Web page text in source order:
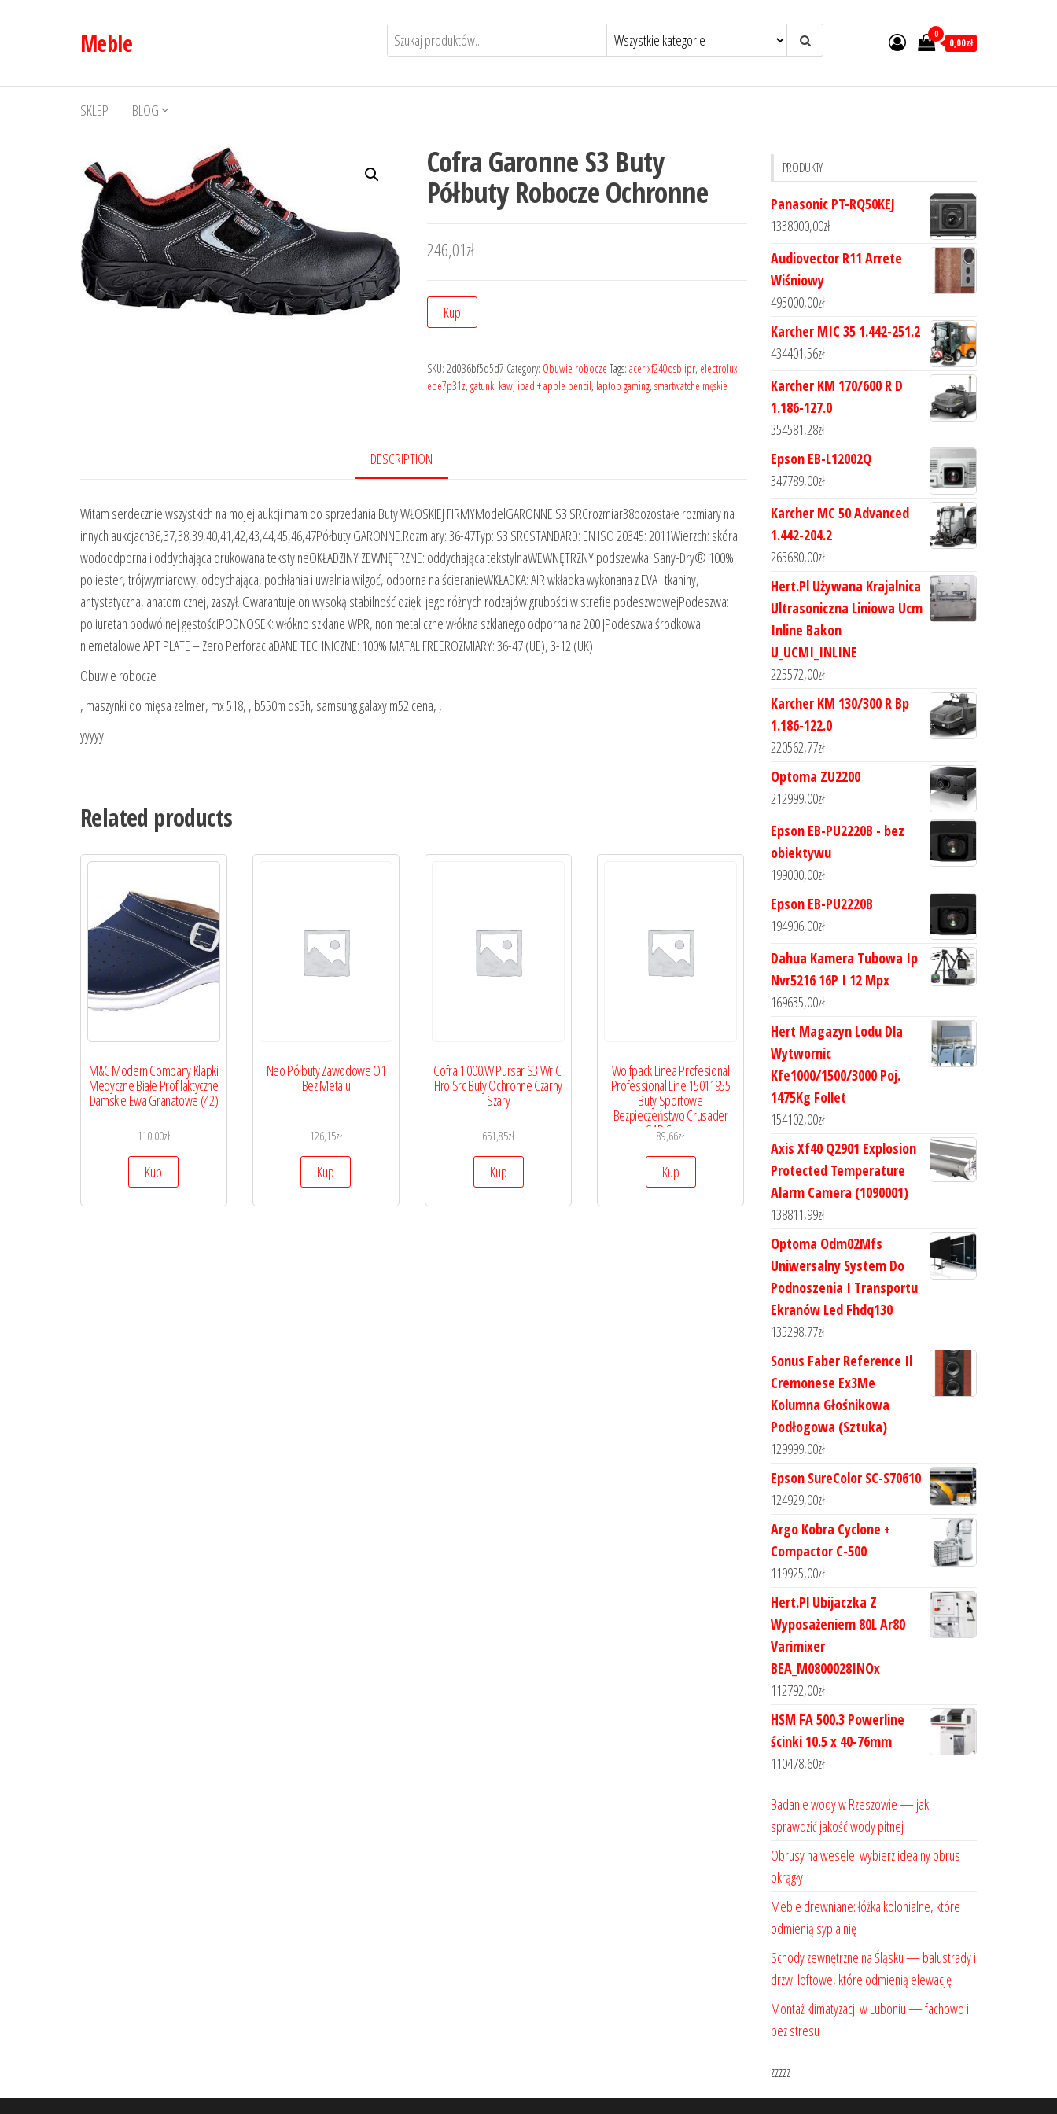
Meble 0
0,00zł
SKLEP BLOG
Cofra Garonne S3 Buty
Półbuty Robocze Ochronne
246,01zł
Kup
SKU: 2d036bf5d5d7 Category: Obuwie robocze Tags: acer xf240qsbiipr, electrolux
eoe7p31z, gatunki kaw, ipad + apple pencil, laptop gaming, smartwatche męskie
DESCRIPTION
Witam serdecznie wszystkich na mojej aukcji mam do sprzedania:Buty WŁOSKIEJ FIRMYModelGARONNE S3 SRCrozmiar38pozostałe rozmiary na
innych aukcjach36,37,38,39,40,41,42,43,44,45,46,47Półbuty GARONNE.Rozmiary: 36-47Typ: S3 SRCSTANDARD: EN ISO 20345: 2011Wierzch: skóra
wodoodporna i oddychająca drukowana tekstylneOKŁADZINY ZEWNĘTRZNE: oddychająca tekstylnaWEWNĘTRZNY podszewka: Sany-Dry® 100%
poliester, trójwymiarowy, oddychająca, pochłania i uwalnia wilgoć, odporna na ścieranieWKŁADKA: AIR wkładka wykonana z EVA i tkaniny,
antystatyczna, anatomicznej, zaszył. Gwarantuje on wysoką stabilność dzięki jego różnych rodzajów grubości w strefie podeszwowejPodeszwa:
poliuretan podwójnej gęstościPODNOSEK: włókno szklane WPR, non metaliczne włókna szklanego odporna na 200 JPodeszwa środkowa:
niemetalowe APT PLATE – Zero PerforacjaDANE TECHNICZNE: 100% MATAL FREEROZMIARY: 36-47 (UE), 3-12 (UK)
Obuwie robocze
, maszynki do mięsa zelmer, mx 518, , b550m ds3h, samsung galaxy m52 cena, ,
yyyyy
Related products
M&C Modern Company Klapki
Medyczne Białe Profilaktyczne
Damskie Ewa Granatowe (42)
110,00zł
Kup
Neo Półbuty Zawodowe O1
Bez Metalu
126,15zł
Kup
Cofra 1 000.W Pursar S3 Wr Ci
Hro Src Buty Ochronne Czarny
Szary
651,85zł
Kup
Wolfpack Linea Profesional
Professional Line 15011955
Buty Sportowe
Bezpieczeństwo Crusader
S1P Czarne
89,66zł
Kup
PRODUKTY
Panasonic PT-RQ50KEJ
1338000,00zł
Audiovector R11 Arrete
Wiśniowy
495000,00zł
Karcher MIC 35 1.442-251.2
434401,56zł
Karcher KM 170/600 R D
1.186-127.0
354581,28zł
Epson EB-L12002Q
347789,00zł
Karcher MC 50 Advanced
1.442-204.2
265680,00zł
Hert.Pl Używana Krajalnica
Ultrasoniczna Liniowa Ucm
Inline Bakon
U_UCMI_INLINE
225572,00zł
Karcher KM 130/300 R Bp
1.186-122.0
220562,77zł
Optoma ZU2200
212999,00zł
Epson EB-PU2220B - bez
obiektywu
199000,00zł
Epson EB-PU2220B
194906,00zł
Dahua Kamera Tubowa Ip
Nvr5216 16P I 12 Mpx
169635,00zł
Hert Magazyn Lodu Dla
Wytwornic
Kfe1000/1500/3000 Poj.
1475Kg Follet
154102,00zł
Axis Xf40 Q2901 Explosion
Protected Temperature
Alarm Camera (1090001)
138811,99zł
Optoma Odm02Mfs
Uniwersalny System Do
Podnoszenia I Transportu
Ekranów Led Fhdq130
135298,77zł
Sonus Faber Reference Il
Cremonese Ex3Me
Kolumna Głośnikowa
Podłogowa (Sztuka)
129999,00zł
Epson SureColor SC-S70610
124929,00zł
Argo Kobra Cyclone +
Compactor C-500
119925,00zł
Hert.Pl Ubijaczka Z
Wyposażeniem 80L Ar80
Varimixer
BEA_M0800028INOx
112792,00zł
HSM FA 500.3 Powerline
ścinki 10.5 x 40-76mm
110478,60zł
Badanie wody w Rzeszowie — jak
sprawdzić jakość wody pitnej
Obrusy na wesele: wybierz idealny obrus
okrągły
Meble drewniane: łóżka kolonialne, które
odmienią sypialnię
Schody zewnętrzne na Śląsku — balustrady i
drzwi loftowe, które odmienią elewację
Montaż klimatyzacji w Luboniu — fachowo i
bez stresu
zzzzz